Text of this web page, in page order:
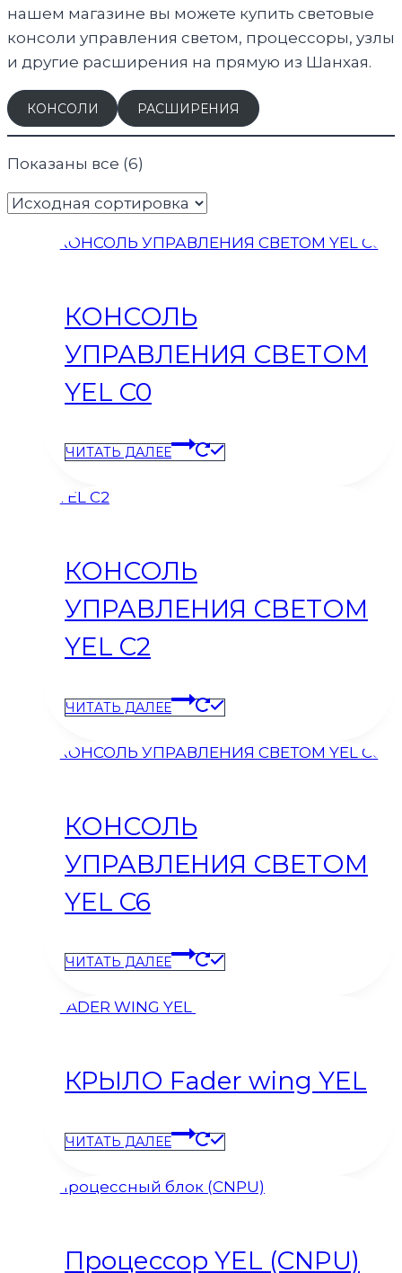
нашем магазине вы можете купить световые
консоли управления светом, процессоры, узлы
и другие расширения на прямую из Шанхая.
КОНСОЛИ РАСШИРЕНИЯ
Показаны все (6)
КОНСОЛЬ
УПРАВЛЕНИЯ СВЕТОМ
YEL C0
ЧИТАТЬ ДАЛЕЕ
КОНСОЛЬ
УПРАВЛЕНИЯ СВЕТОМ
YEL C2
ЧИТАТЬ ДАЛЕЕ
КОНСОЛЬ
УПРАВЛЕНИЯ СВЕТОМ
YEL C6
ЧИТАТЬ ДАЛЕЕ
КРЫЛО Fader wing YEL
ЧИТАТЬ ДАЛЕЕ
Процессор YEL (CNPU)